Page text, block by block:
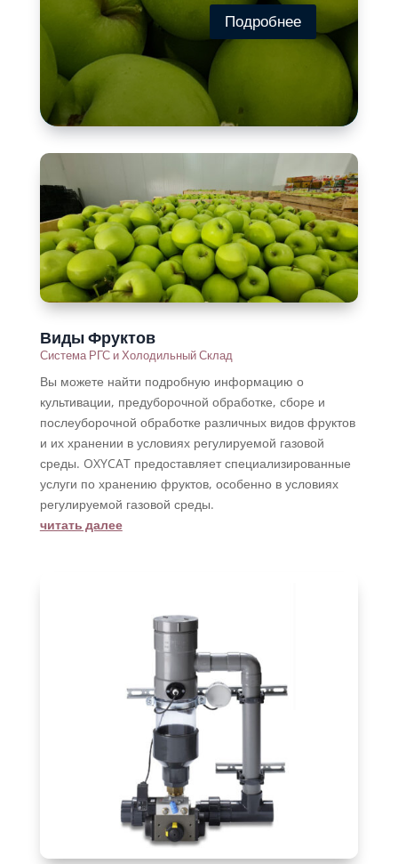
Подробнее
Виды Фруктов
Система РГС и Холодильный Склад
Вы можете найти подробную информацию о
культивации, предуборочной обработке, сборе и
послеуборочной обработке различных видов фруктов
и их хранении в условиях регулируемой газовой
среды. OXYCAT предоставляет специализированные
услуги по хранению фруктов, особенно в условиях
регулируемой газовой среды.
читать далее